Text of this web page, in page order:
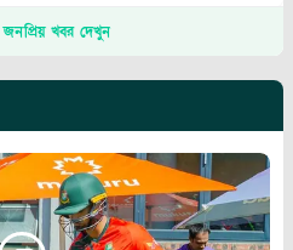
খবর দেখুন